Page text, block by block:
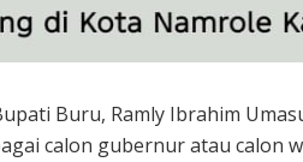
Buru, Ramly Ibrahim
calon gubernur atau calon